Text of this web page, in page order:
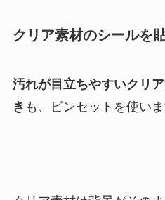
クリア素材のシールを
汚れが目立ちやすいクリ
き も、ピンセットを使いま